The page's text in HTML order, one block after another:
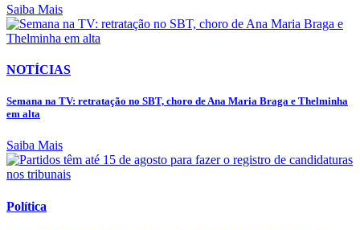
Saiba Mais
NOTÍCIAS
Semana na TV: retratação no SBT, choro de Ana Maria Braga e Thelminha
em alta
Saiba Mais
Política